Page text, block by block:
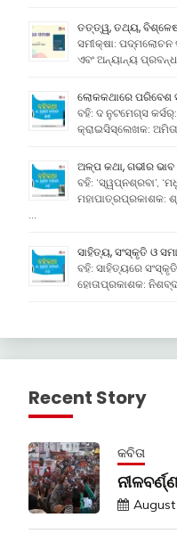
ତତ୍ତ୍ୱ, ତଥ୍ୟ,
ସମୀକ୍ଷା:
ଏବଂ ଅନ୍ୟାନ୍ୟ
ଲୋକକଥାରେ ପରିବେଶ
ବହି: ଦ ନୁଟମେଗ୍ସ
କ୍ରାଇସିସ୍ଲେଖକ:
ଅଳ୍ପ କଥା, ଗଭୀର ଭାବ
ବହି: ‘ସ୍ୱପ୍ନଶ୍ରବା’,
ମହାପାତ୍ରପ୍ରକାଶକ:
ସାହିତ୍ୟ, ସଂସ୍କୃତି ଓ
ବହି: ସାହିତ୍ୟରେ
ହୋତାପ୍ରକାଶକ:
Recent Story
କବିତା